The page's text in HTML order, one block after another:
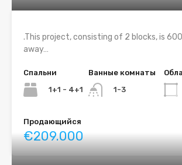
.This project, consisting of 2 blocks, is
away…
Спальни
1+1 - 4+1
Ванные комнаты
1-3
Продающийся
€209.000